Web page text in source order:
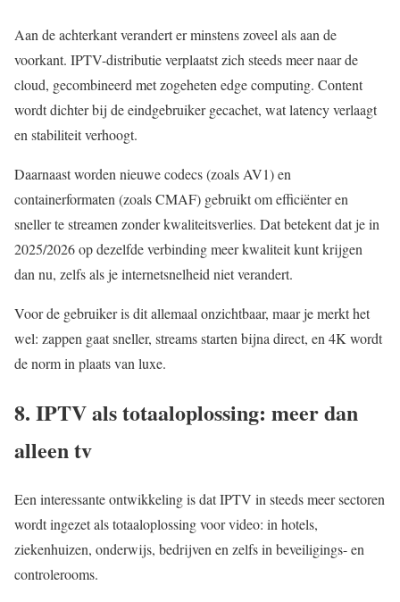
Aan de achterkant verandert er minstens zoveel als aan de
voorkant. IPTV-distributie verplaatst zich steeds meer naar de
cloud, gecombineerd met zogeheten edge computing. Content
wordt dichter bij de eindgebruiker gecachet, wat latency verlaagt
en stabiliteit verhoogt.
Daarnaast worden nieuwe codecs (zoals AV1) en
containerformaten (zoals CMAF) gebruikt om efficiënter en
sneller te streamen zonder kwaliteitsverlies. Dat betekent dat je in
2025/2026 op dezelfde verbinding meer kwaliteit kunt krijgen
dan nu, zelfs als je internetsnelheid niet verandert.
Voor de gebruiker is dit allemaal onzichtbaar, maar je merkt het
wel: zappen gaat sneller, streams starten bijna direct, en 4K wordt
de norm in plaats van luxe.
8. IPTV als totaaloplossing: meer dan
alleen tv
Een interessante ontwikkeling is dat IPTV in steeds meer sectoren
wordt ingezet als totaaloplossing voor video: in hotels,
ziekenhuizen, onderwijs, bedrijven en zelfs in beveiligings- en
controlerooms.